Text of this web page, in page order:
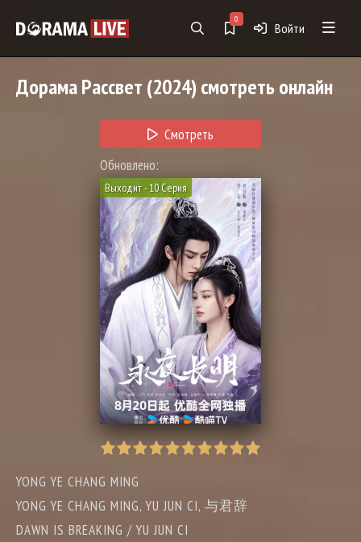
0
Войти
ДорамаРассвет (2024) смотреть онлайн
Смотреть
Обновлено:
Выходит - 10 Серия
YONG YE CHANG MING
YONG YE CHANG MING, YU JUN CI, 与君辞
DAWN IS BREAKING / YU JUN CI